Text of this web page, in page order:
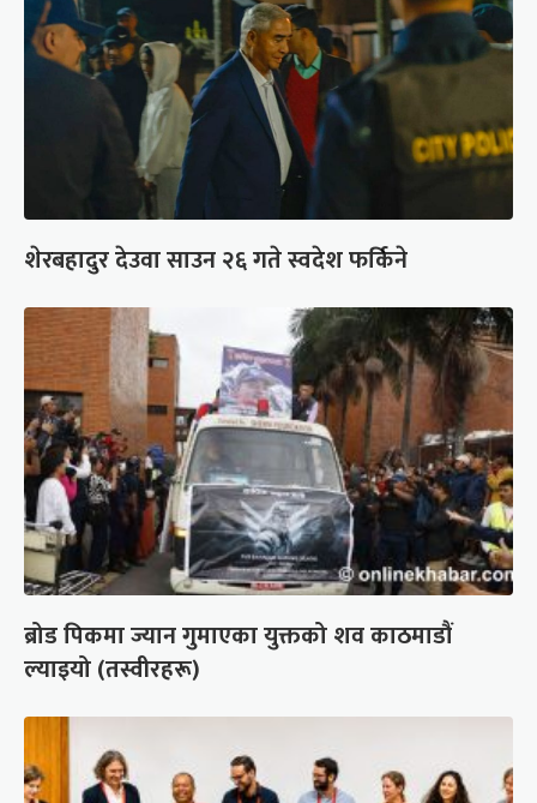
शेरबहादुर देउवा साउन २६ गते स्वदेश फर्किने
ब्रोड पिकमा ज्यान गुमाएका युक्तको शव काठमाडौं
ल्याइयो (तस्वीरहरू)